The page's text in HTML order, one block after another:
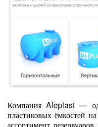
Компания Aleplast —
пластиковых ёмкостей